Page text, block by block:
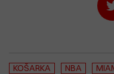
KOŠARKA NBA